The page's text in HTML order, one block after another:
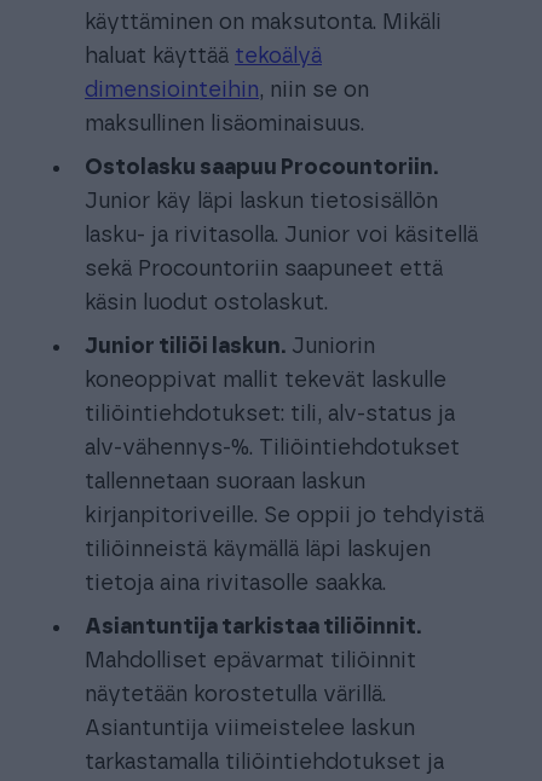
käyttäminen on maksutonta. Mikäli
haluat käyttää tekoälyä
dimensiointeihin, niin se on
maksullinen lisäominaisuus.
Ostolasku saapuu Procountoriin.
Junior käy läpi laskun tietosisällön
lasku- ja rivitasolla. Junior voi käsitellä
sekä Procountoriin saapuneet että
käsin luodut ostolaskut.
Junior tiliöi laskun. Juniorin
koneoppivat mallit tekevät laskulle
tiliöintiehdotukset: tili, alv-status ja
alv-vähennys-%. Tiliöintiehdotukset
tallennetaan suoraan laskun
kirjanpitoriveille. Se oppii jo tehdyistä
tiliöinneistä käymällä läpi laskujen
tietoja aina rivitasolle saakka.
Asiantuntija tarkistaa tiliöinnit.
Mahdolliset epävarmat tiliöinnit
näytetään korostetulla värillä.
Asiantuntija viimeistelee laskun
tarkastamalla tiliöintiehdotukset ja